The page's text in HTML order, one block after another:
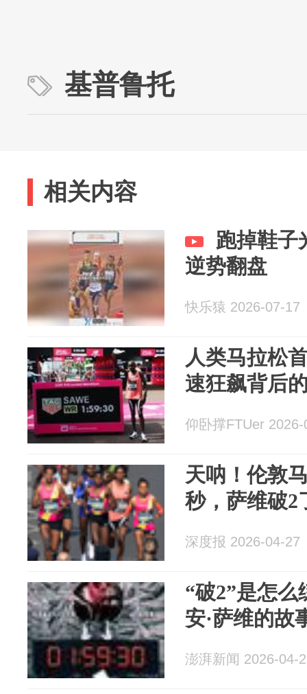
基普鲁托
相关内容
跑掉鞋子
逆势翻盘
快乐猿 2026-07-17
人类马拉松
速狂飙背后
仰卧撑FTUer 2026-
天呐！伦敦
秒，萨维破2
深度报 2026-04-27
“破2”是怎
安·萨维的故
澎湃新闻 2026-04-